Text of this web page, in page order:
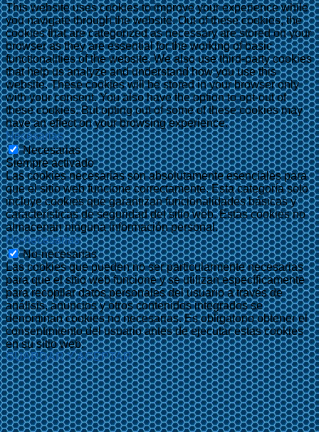
This website uses cookies to improve your experience while
you navigate through the website. Out of these cookies, the
cookies that are categorized as necessary are stored on your
browser as they are essential for the working of basic
functionalities of the website. We also use third-party cookies
that help us analyze and understand how you use this
website. These cookies will be stored in your browser only
with your consent. You also have the option to opt-out of
these cookies. But opting out of some of these cookies may
have an effect on your browsing experience.
Necesarias
Necesarias
Siempre activado
Las cookies necesarias son absolutamente esenciales para
que el sitio web funcione correctamente. Esta categoría solo
incluye cookies que garantizan funcionalidades básicas y
características de seguridad del sitio web. Estas cookies no
almacenan ninguna información personal.
No-necesarias
No-necesarias
Las cookies que pueden no ser particularmente necesarias
para que el sitio web funcione y se utilizan específicamente
para recopilar datos personales del usuario a través de
análisis, anuncios y otros contenidos integrados se
denominan cookies no necesarias. Es obligatorio obtener el
consentimiento del usuario antes de ejecutar estas cookies
en su sitio web.
GUARDAR Y ACEPTAR